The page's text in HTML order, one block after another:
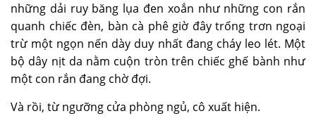
những dải ruy băng lụa đen xoắn như những con rắn
quanh chiếc đèn, bàn cà phê giờ đây trống trơn ngoại
trừ một ngọn nến dày duy nhất đang cháy leo lét. Một
bộ dây nịt da nằm cuộn tròn trên chiếc ghế bành như
một con rắn đang chờ đợi.
Và rồi, từ ngưỡng cửa phòng ngủ, cô xuất hiện.